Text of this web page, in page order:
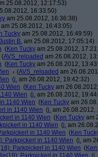
25.08.2012, 12:17:53)
16:33:50)
am 25.08.2012, 16:36:38)
am 25.08.2012, 16:43:05)
Tucky am 25.08.2012, 16:49:59)
B. am 25.08.2012, 17:05:14)
(Ken Tucky am 25.08.2012,
(AVS_reloaded am 26.08.2012,
(Ken Tucky am 26.08.2012,
(AVS_reloaded am
(j. am 26.08.2012, 19:42:32)
Wien (Ken Tucky am
Wien (j. am 26.08.2012,
1140 Wien (Ken Tucky am
in 1140 Wien (j. am 26.08.2012,
in 1140 Wien (Ken Tucky am
in 1140 Wien (j. am
in 1140 Wien (Ken
Parkpickerl in 1140 Wien (j. am
Parkpickerl in 1140 Wien (
Parkpickerl in 1140 Wien (j.